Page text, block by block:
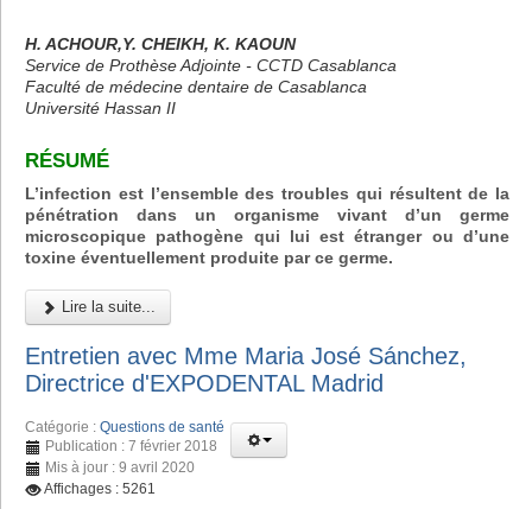
H. ACHOUR,Y. CHEIKH, K. KAOUN
Service de Prothèse Adjointe - CCTD Casablanca
Faculté de médecine dentaire de Casablanca
Université Hassan II
RÉSUMÉ
L’infection est l’ensemble des troubles qui résultent de la
pénétration dans un organisme vivant d’un germe
microscopique pathogène qui lui est étranger ou d’une
toxine éventuellement produite par ce germe.
Lire la suite...
Entretien avec Mme Maria José Sánchez,
Directrice d'EXPODENTAL Madrid
Catégorie : Questions de santé
Publication : 7 février 2018
Mis à jour : 9 avril 2020
Affichages : 5261